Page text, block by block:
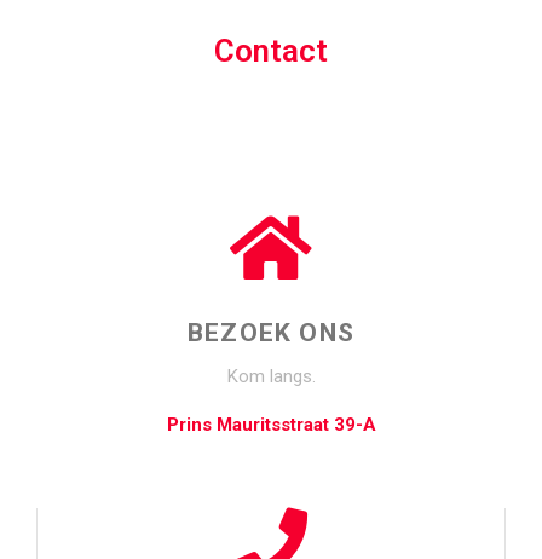
Contact
BEZOEK ONS
Kom langs.
Prins Mauritsstraat 39-A